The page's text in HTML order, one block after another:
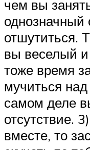
чем вы
однозначный
отшутиться.
вы веселый и
тоже время
мучиться
самом деле
отсутствие.
вместе, то